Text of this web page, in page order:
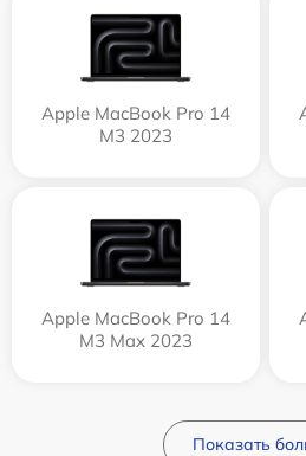
Apple MacBook Pro 14
M3 2023
Apple MacBook Pro 14
M3 Max 2023
Показать